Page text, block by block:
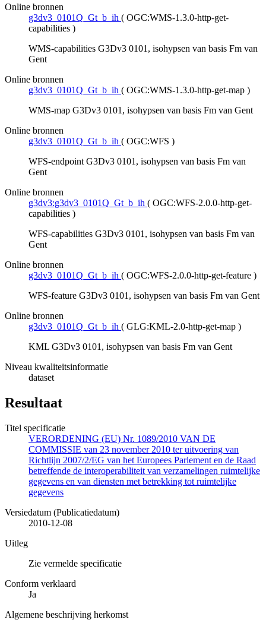
Online bronnen
g3dv3_0101Q_Gt_b_ih ( OGC:WMS-1.3.0-http-get-
capabilities )
WMS-capabilities G3Dv3 0101, isohypsen van basis Fm van
Gent
Online bronnen
g3dv3_0101Q_Gt_b_ih ( OGC:WMS-1.3.0-http-get-map )
WMS-map G3Dv3 0101, isohypsen van basis Fm van Gent
Online bronnen
g3dv3_0101Q_Gt_b_ih ( OGC:WFS )
WFS-endpoint G3Dv3 0101, isohypsen van basis Fm van
Gent
Online bronnen
g3dv3:g3dv3_0101Q_Gt_b_ih ( OGC:WFS-2.0.0-http-get-
capabilities )
WFS-capabilities G3Dv3 0101, isohypsen van basis Fm van
Gent
Online bronnen
g3dv3_0101Q_Gt_b_ih ( OGC:WFS-2.0.0-http-get-feature )
WFS-feature G3Dv3 0101, isohypsen van basis Fm van Gent
Online bronnen
g3dv3_0101Q_Gt_b_ih ( GLG:KML-2.0-http-get-map )
KML G3Dv3 0101, isohypsen van basis Fm van Gent
Niveau kwaliteitsinformatie
dataset
Resultaat
Titel specificatie
VERORDENING (EU) Nr. 1089/2010 VAN DE
COMMISSIE van 23 november 2010 ter uitvoering van
Richtlijn 2007/2/EG van het Europees Parlement en de Raad
betreffende de interoperabiliteit van verzamelingen ruimtelijke
gegevens en van diensten met betrekking tot ruimtelijke
gegevens
Versiedatum (Publicatiedatum)
2010-12-08
Uitleg
Zie vermelde specificatie
Conform verklaard
Ja
Algemene beschrijving herkomst